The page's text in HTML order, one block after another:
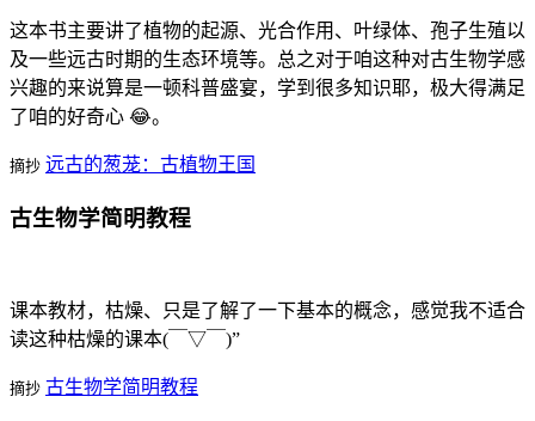
这本书主要讲了植物的起源、光合作用、叶绿体、孢子生殖以
及一些远古时期的生态环境等。总之对于咱这种对古生物学感
兴趣的来说算是一顿科普盛宴，学到很多知识耶，极大得满足
了咱的好奇心 😂。
摘抄 远古的葱茏：古植物王国
古生物学简明教程
课本教材，枯燥、只是了解了一下基本的概念，感觉我不适合
读这种枯燥的课本(￣▽￣)”
摘抄 古生物学简明教程